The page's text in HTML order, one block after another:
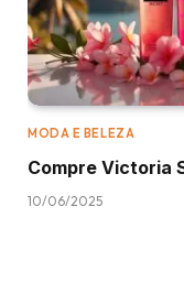
MODA E BELEZA
Compre Victoria
10/06/2025